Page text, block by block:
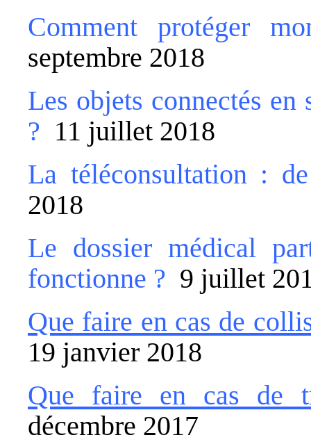
Comment protéger
septembre 2018
Les objets connectés
? 11 juillet 2018
La téléconsultation :
2018
Le dossier médical
fonctionne ? 9 juillet
Que faire en cas de
19 janvier 2018
Que faire en cas de
décembre 2017